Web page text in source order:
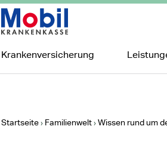
Hauptnavigation
Krankenversicherung
Startseite Familienwelt Wissen rund um